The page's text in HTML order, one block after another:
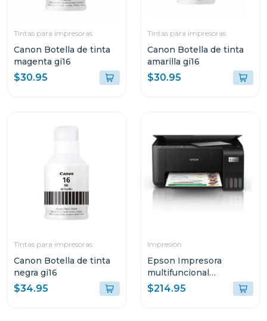
Tintas para impresoras
Canon Botella de tinta
magenta gi16
$30.95
Tintas para impresoras
Canon Botella de tinta
amarilla gi16
$30.95
Tintas para impresoras
Canon Botella de tinta
negra gi16
$34.95
Impresión
Epson Impresora
multifuncional
inalambrica ecotank
3250
$214.95